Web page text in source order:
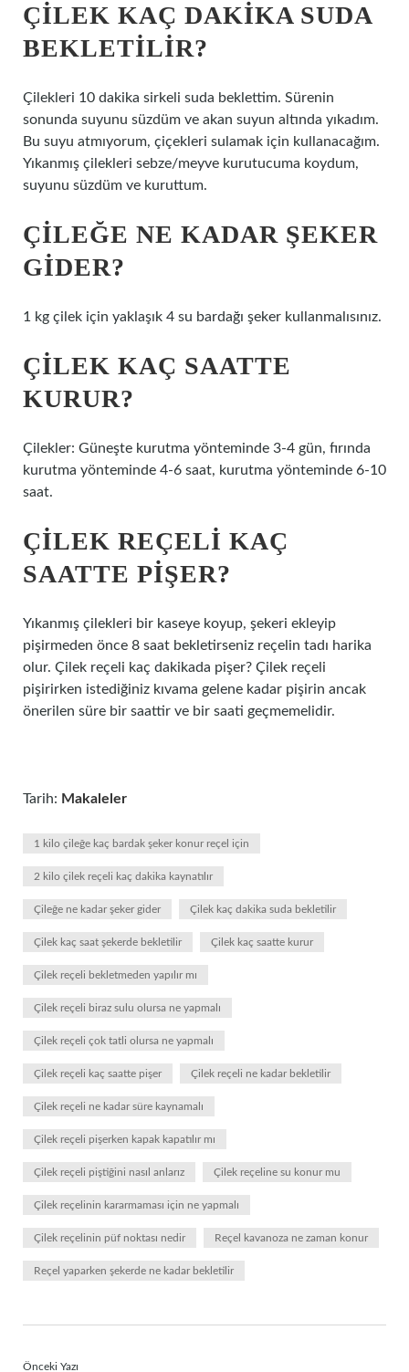
ÇILEK KAÇ DAKIKA SUDA
BEKLETILIR?
Çilekleri 10 dakika sirkeli suda beklettim. Sürenin
sonunda suyunu süzdüm ve akan suyun altında yıkadım.
Bu suyu atmıyorum, çiçekleri sulamak için kullanacağım.
Yıkanmış çilekleri sebze/meyve kurutucuma koydum,
suyunu süzdüm ve kuruttum.
ÇILEĞE NE KADAR ŞEKER
GIDER?
1 kg çilek için yaklaşık 4 su bardağı şeker kullanmalısınız.
ÇILEK KAÇ SAATTE
KURUR?
Çilekler: Güneşte kurutma yönteminde 3-4 gün, fırında
kurutma yönteminde 4-6 saat, kurutma yönteminde 6-10
saat.
ÇILEK REÇELI KAÇ
SAATTE PIŞER?
Yıkanmış çilekleri bir kaseye koyup, şekeri ekleyip
pişirmeden önce 8 saat bekletirseniz reçelin tadı harika
olur. Çilek reçeli kaç dakikada pişer? Çilek reçeli
pişirirken istediğiniz kıvama gelene kadar pişirin ancak
önerilen süre bir saattir ve bir saati geçmemelidir.
Tarih: Makaleler
1 kilo çileğe kaç bardak şeker konur reçel için
2 kilo çilek reçeli kaç dakika kaynatılır
Çileğe ne kadar şeker gider Çilek kaç dakika suda bekletilir
Çilek kaç saat şekerde bekletilir Çilek kaç saatte kurur
Çilek reçeli bekletmeden yapılır mı
Çilek reçeli biraz sulu olursa ne yapmalı
Çilek reçeli çok tatli olursa ne yapmalı
Çilek reçeli kaç saatte pişer Çilek reçeli ne kadar bekletilir
Çilek reçeli ne kadar süre kaynamalı
Çilek reçeli pişerken kapak kapatılır mı
Çilek reçeli piştiğini nasıl anlarız Çilek reçeline su konur mu
Çilek reçelinin kararmaması için ne yapmalı
Çilek reçelinin püf noktası nedir Reçel kavanoza ne zaman konur
Reçel yaparken şekerde ne kadar bekletilir
Önceki Yazı